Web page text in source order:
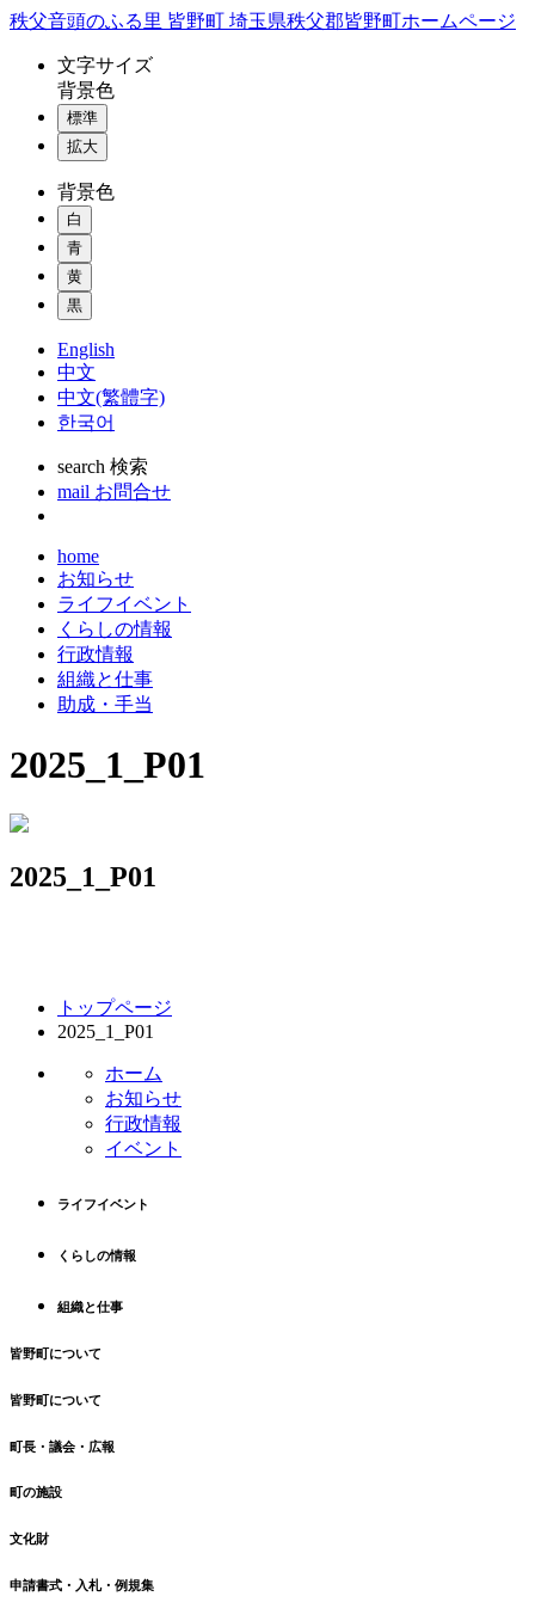
コ
秩父音頭のふる里 皆野町 埼玉県秩父郡皆野町ホームページ
文字サイズ
背景色
標準
拡大
背景色
白
青
黄
黒
English
中文
中文(繁體字)
한국어
search 検索
mail お問合せ
home
お知らせ
ライフイベント
くらしの情報
行政情報
組織と仕事
助成・手当
2025_1_P01
2025_1_P01
トップページ
2025_1_P01
ホーム
お知らせ
行政情報
イベント
ライフイベント
くらしの情報
組織と仕事
皆野町について
皆野町について
町長・議会・広報
町の施設
文化財
申請書式・入札・例規集